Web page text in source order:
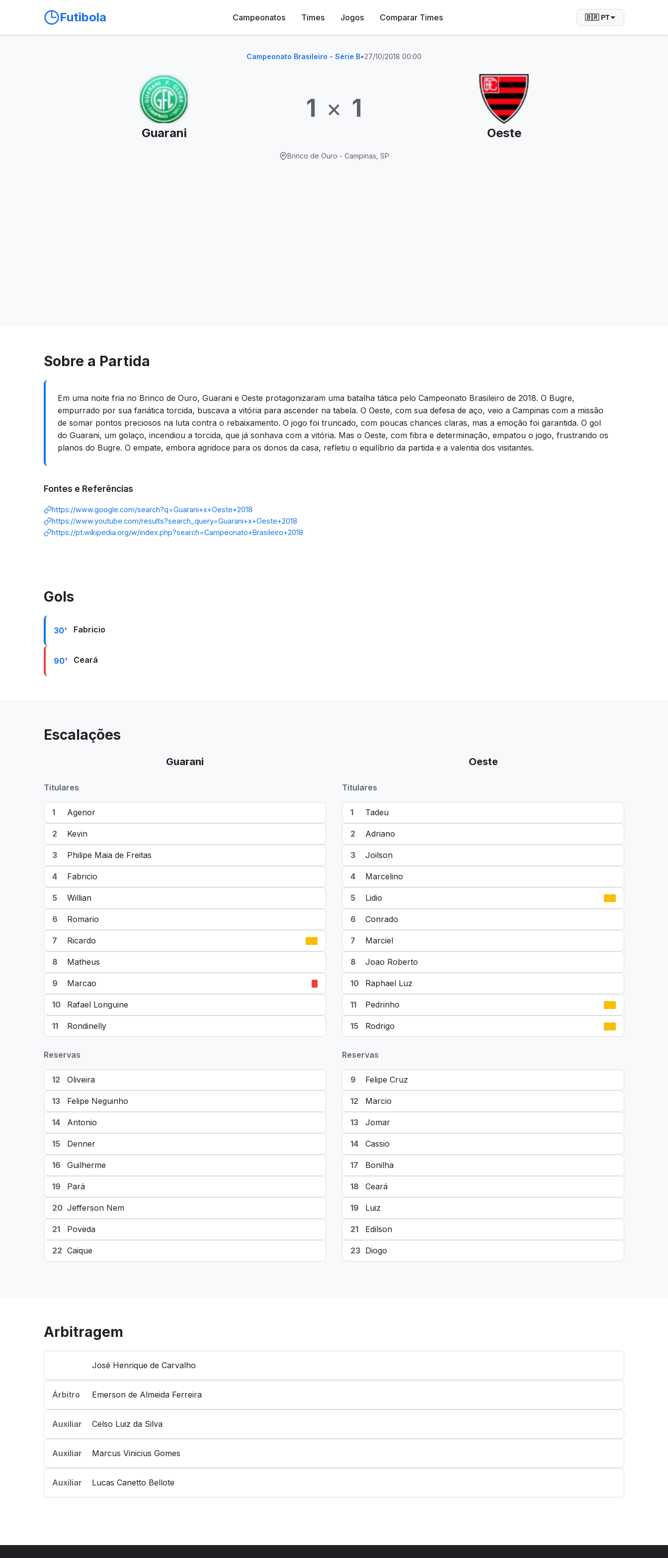
Futibola Campeonatos Times Jogos Comparar Times 🇧🇷 PT
Campeonato Brasileiro - Série B•27/10/2018 00:00
Guarani
1 × 1
Oeste
Brinco de Ouro - Campinas, SP
Sobre a Partida
Em uma noite fria no Brinco de Ouro, Guarani e Oeste protagonizaram uma batalha tática pelo Campeonato Brasileiro de 2018. O Bugre,
empurrado por sua fanática torcida, buscava a vitória para ascender na tabela. O Oeste, com sua defesa de aço, veio a Campinas com a missão
de somar pontos preciosos na luta contra o rebaixamento. O jogo foi truncado, com poucas chances claras, mas a emoção foi garantida. O gol
do Guarani, um golaço, incendiou a torcida, que já sonhava com a vitória. Mas o Oeste, com fibra e determinação, empatou o jogo, frustrando os
planos do Bugre. O empate, embora agridoce para os donos da casa, refletiu o equilíbrio da partida e a valentia dos visitantes.
Fontes e Referências
https://www.google.com/search?q=Guarani+x+Oeste+2018
https://www.youtube.com/results?search_query=Guarani+x+Oeste+2018
https://pt.wikipedia.org/w/index.php?search=Campeonato+Brasileiro+2018
Gols
30' Fabricio
90' Ceará
Escalações
Guarani
Titulares
1 Agenor
2 Kevin
3 Philipe Maia de Freitas
4 Fabricio
5 Willian
6 Romario
7 Ricardo
8 Matheus
9 Marcao
10 Rafael Longuine
11 Rondinelly
Reservas
12 Oliveira
13 Felipe Neguinho
14 Antonio
15 Denner
16 Guilherme
19 Pará
20 Jefferson Nem
21 Poveda
22 Caique
Oeste
Titulares
1 Tadeu
2 Adriano
3 Joilson
4 Marcelino
5 Lidio
6 Conrado
7 Marciel
8 Joao Roberto
10 Raphael Luz
11 Pedrinho
15 Rodrigo
Reservas
9 Felipe Cruz
12 Marcio
13 Jomar
14 Cassio
17 Bonilha
18 Ceará
19 Luiz
21 Edilson
23 Diogo
Arbitragem
José Henrique de Carvalho
Árbitro Emerson de Almeida Ferreira
Auxiliar Celso Luiz da Silva
Auxiliar Marcus Vinicius Gomes
Auxiliar Lucas Canetto Bellote